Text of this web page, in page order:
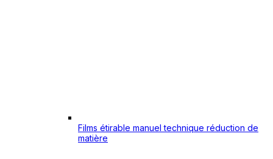
Films étirable manuel technique réduction de
matière